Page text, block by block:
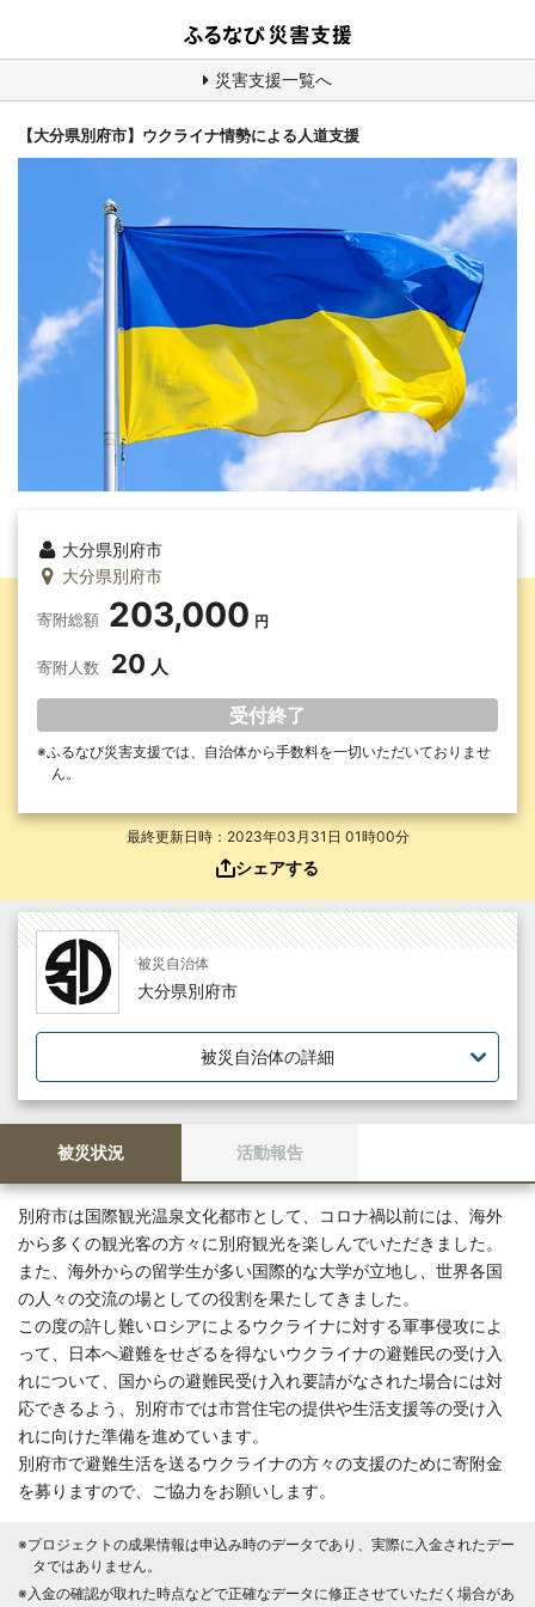
災害支援一覧へ
【大分県別府市】ウクライナ情勢による人道支援
大分県別府市
大分県別府市
寄附総額 203,000
寄附人数 20
受付終了
ふるなび災害支援では、自治体から手数料を一切いただいておりませ
ん。
最終更新日時：2023年03月31日 01時00分
シェアする
被災状況 活動報告
被災自治体
大分県別府市
被災自治体の詳細
別府市は国際観光温泉文化都市として、コロナ禍以前には、海外
から多くの観光客の方々に別府観光を楽しんでいただきました。
また、海外からの留学生が多い国際的な大学が立地し、世界各国
の人々の交流の場としての役割を果たしてきました。
この度の許し難いロシアによるウクライナに対する軍事侵攻によ
って、日本へ避難をせざるを得ないウクライナの避難民の受け入
れについて、国からの避難民受け入れ要請がなされた場合には対
応できるよう、別府市では市営住宅の提供や生活支援等の受け入
れに向けた準備を進めています。
別府市で避難生活を送るウクライナの方々の支援のために寄附金
を募りますので、ご協力をお願いします。
※プロジェクトの成果情報は申込み時のデータであり、実際に入金されたデー
タではありません。
※入金の確認が取れた時点などで正確なデータに修正させていただく場合があ